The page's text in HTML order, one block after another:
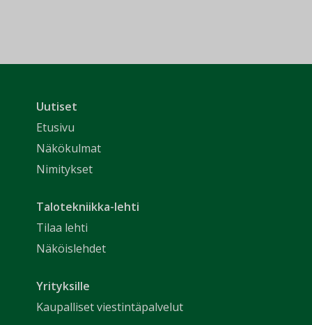
Uutiset
Etusivu
Näkökulmat
Nimitykset
Talotekniikka-lehti
Tilaa lehti
Näköislehdet
Yrityksille
Kaupalliset viestintäpalvelut